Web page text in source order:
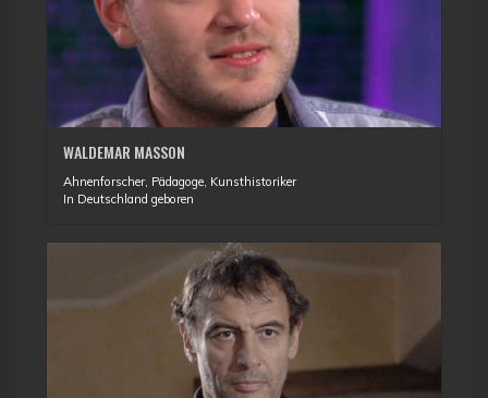
WALDEMAR MASSON
Ahnenforscher, Pädagoge, Kunsthistoriker
In Deutschland geboren